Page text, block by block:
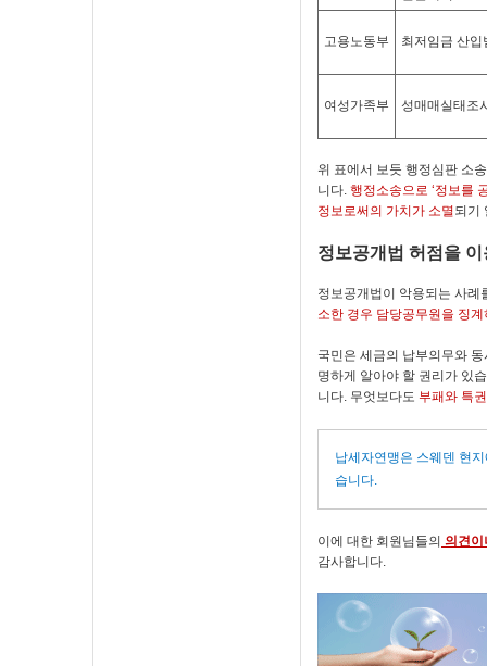
고용노동부 최저임금 산
여성가족부 성매매실태조
위 표에서 보듯 행정심판 소
니다. 행정소송으로 ‘정보를
정보로써의 가치가 소멸 되기
정보공개법 허점을
정보공개법이 악용되는 사
소한 경우 담당공무원을 징
국민은 세금의 납부의무와
명하게 알아야 할 권리가 있
니다. 무엇보다도 부패와 특
납세자연맹은 스웨덴 현
습니다.
이에 대한 회원님들의 의견이
감사합니다.